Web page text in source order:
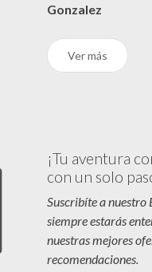
Gonzalez
Ver más
¡Tu aventura
con un solo
Suscribíte a nuestro
siempre estarás
nuestras mejores
recomendaciones.